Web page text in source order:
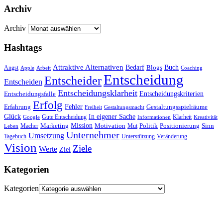
Archiv
Archiv
Hashtags
Angst Apple Arbeit Attraktive Alternativen Bedarf Blogs Buch Coaching
Entscheiden EntscheiderEntscheidung
Entscheidungsfalle Entscheidungsklarheit Entscheidungskriterien
Erfahrung Erfolg Fehler Freiheit Gestaltungsmacht Gestaltungsspielräume
Glück Google Gute Entscheidung In eigener Sache Informationen Klarheit Kreativität
Leben Macher Marketing Mission Motivation Mut Politik Positionierung Sinn
Tagebuch Umsetzung Unternehmer Unterstützung Veränderung
Vision Werte Ziel Ziele
Kategorien
Kategorien